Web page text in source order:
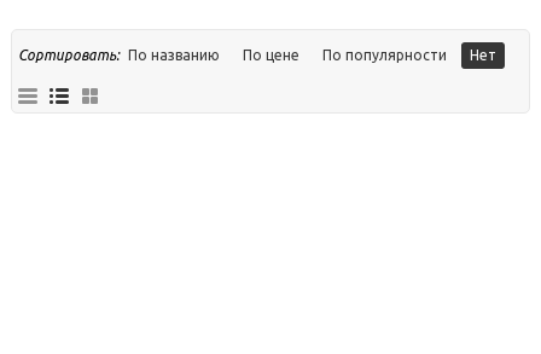
Сортировать: По названию По цене По популярности Нет